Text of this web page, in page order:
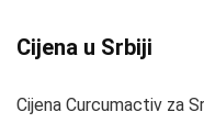
Cijena u Srbiji
Cijena Curcumactiv za